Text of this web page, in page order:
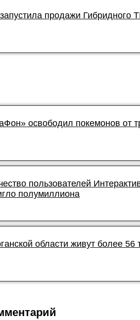
продажи Гибридного
освободил покемонов от
пользователей
полумиллиона
области живут более